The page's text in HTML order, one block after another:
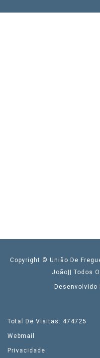
Copyright © União De
João|| Todos
Desenvolvido
Total De Visitas: 474725
Webmail
Privacidade